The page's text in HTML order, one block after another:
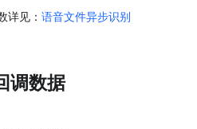
详见：语音文件异步识别
数据